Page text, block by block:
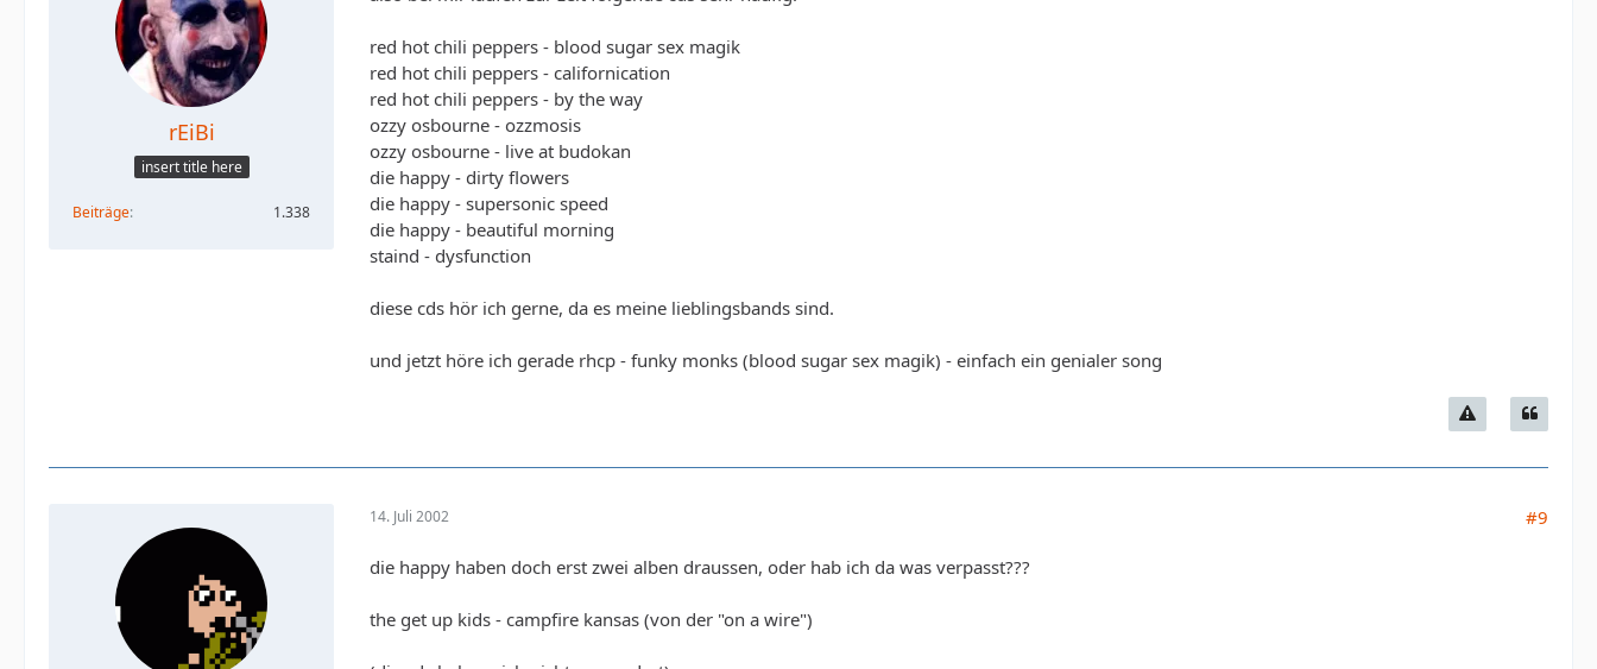
rEiBi
insert title here
Beiträge 1.338
red hot chili peppers - blood sugar sex magik
red hot chili peppers - californication
red hot chili peppers - by the way
ozzy osbourne - ozzmosis
ozzy osbourne - live at budokan
die happy - dirty flowers
die happy - supersonic speed
die happy - beautiful morning
staind - dysfunction
diese cds hör ich gerne, da es meine lieblingsbands sind.
und jetzt höre ich gerade rhcp - funky monks (blood sugar sex magik) - einfach ein genialer song
14. Juli 2002 #9
die happy haben doch erst zwei alben draussen, oder hab ich da was verpasst???
the get up kids - campfire kansas (von der "on a wire")